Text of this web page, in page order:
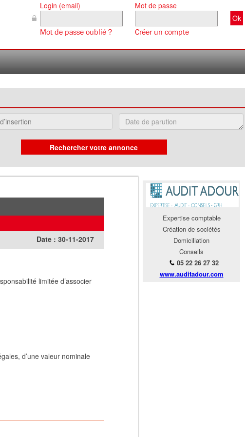
Login (email) Mot de passe
Mot de passe oublié ? Créer un compte
Expertise comptable
Création de sociétés
Domiciliation
Conseils
05 22 26 27 32
www.auditadour.com
Date : 30-11-2017
limitée d’associer
d’une valeur nominale